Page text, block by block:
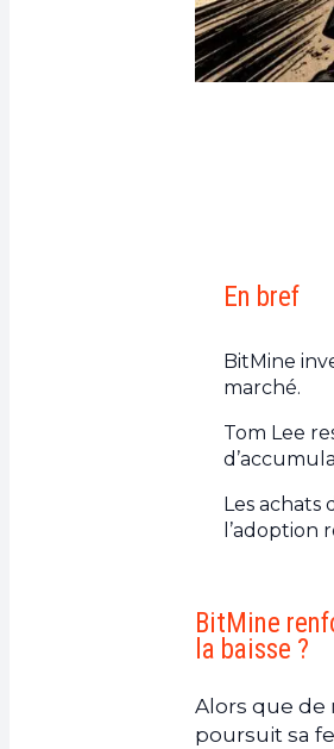
En bref
BitMine
marché.
Tom Lee
Les achats
l’adoption
BitMine
la baisse ?
Alors que de
poursuit sa